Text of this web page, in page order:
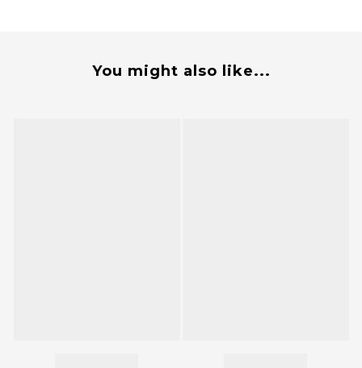
You might also like...